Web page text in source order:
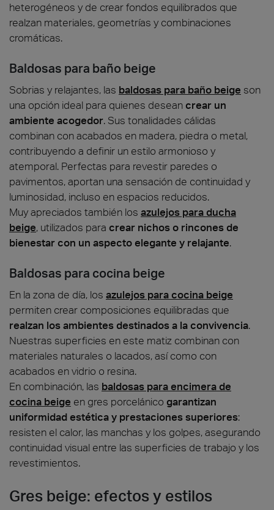
heterogéneos y de crear fondos equilibrados que
realzan materiales, geometrías y combinaciones
cromáticas.
Baldosas para baño beige
Sobrias y relajantes, las baldosas para baño beige son
una opción ideal para quienes desean crear un
ambiente acogedor. Sus tonalidades cálidas
combinan con acabados en madera, piedra o metal,
contribuyendo a definir un estilo armonioso y
atemporal. Perfectas para revestir paredes o
pavimentos, aportan una sensación de continuidad y
luminosidad, incluso en espacios reducidos.
Muy apreciados también los azulejos para ducha
beige, utilizados para crear nichos o rincones de
bienestar con un aspecto elegante y relajante.
Baldosas para cocina beige
En la zona de día, los azulejos para cocina beige
permiten crear composiciones equilibradas que
realzan los ambientes destinados a la convivencia.
Nuestras superficies en este matiz combinan con
materiales naturales o lacados, así como con
acabados en vidrio o resina.
En combinación, las baldosas para encimera de
cocina beige en gres porcelánico garantizan
uniformidad estética y prestaciones superiores:
resisten el calor, las manchas y los golpes, asegurando
continuidad visual entre las superficies de trabajo y los
revestimientos.
Gres beige: efectos y estilos